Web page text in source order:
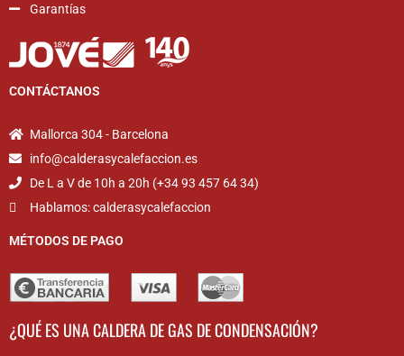
Garantías
CONTÁCTANOS
Mallorca 304 - Barcelona
info@calderasycalefaccion.es
De L a V de 10h a 20h (+34 93 457 64 34)
Hablamos: calderasycalefaccion
MÉTODOS DE PAGO
¿QUÉ ES UNA CALDERA DE GAS DE CONDENSACIÓN?